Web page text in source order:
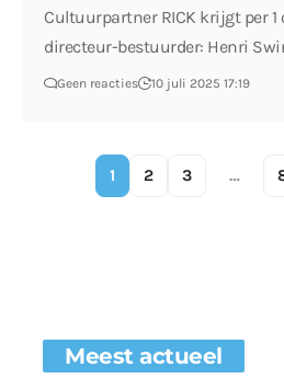
Cultuurpartner RICK krijgt per
directeur-bestuurder: Henri
Geen reacties 10 juli 2025 17:19
1 2 3 …
Meest actueel